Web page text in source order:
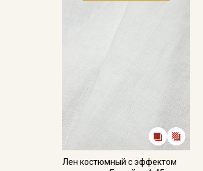
Лен костюмный с эффектом